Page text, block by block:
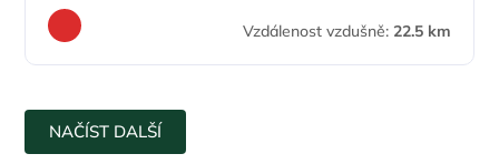
Vzdálenost vzdušně: 22.5 km
NAČÍST DALŠÍ